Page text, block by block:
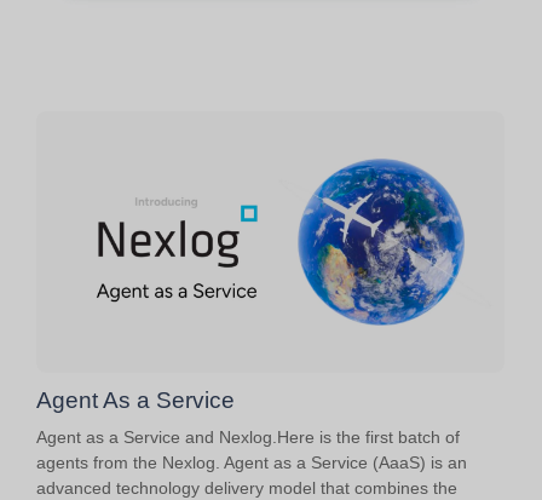
Agent As a Service
Agent as a Service and Nexlog.Here is the first batch of
agents from the Nexlog. Agent as a Service (AaaS) is an
advanced technology delivery model that combines the